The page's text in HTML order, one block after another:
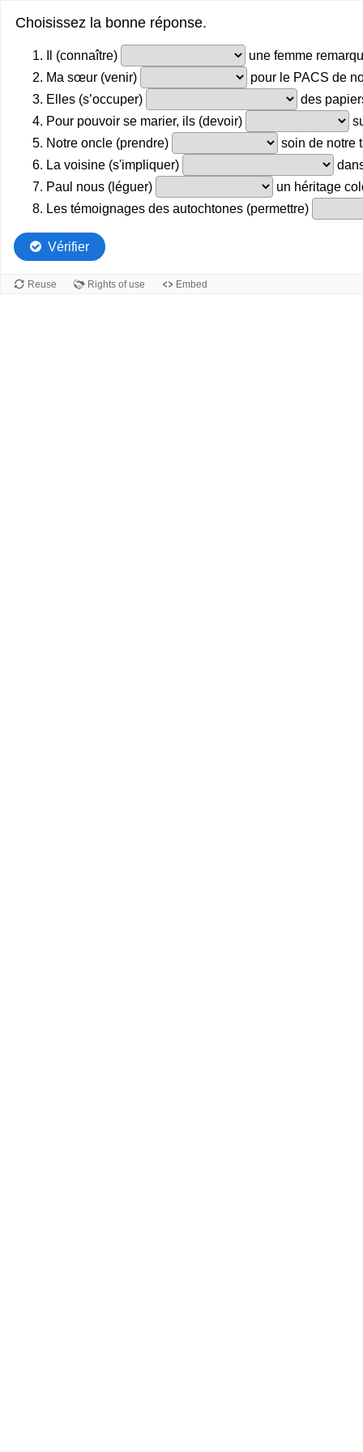
Choisissez la bonne réponse.
Il (connaître)
une femme
Ma sœur (venir)
pour le PACS de
Elles (s’occuper)
des
Pour pouvoir se marier, ils (devoir)
Notre oncle (prendre)
soin de notre
La voisine (s'impliquer)
Paul nous (léguer)
un héritage
Les témoignages des autochtones (permettre)
Vérifier
Reuse Rights of use Embed